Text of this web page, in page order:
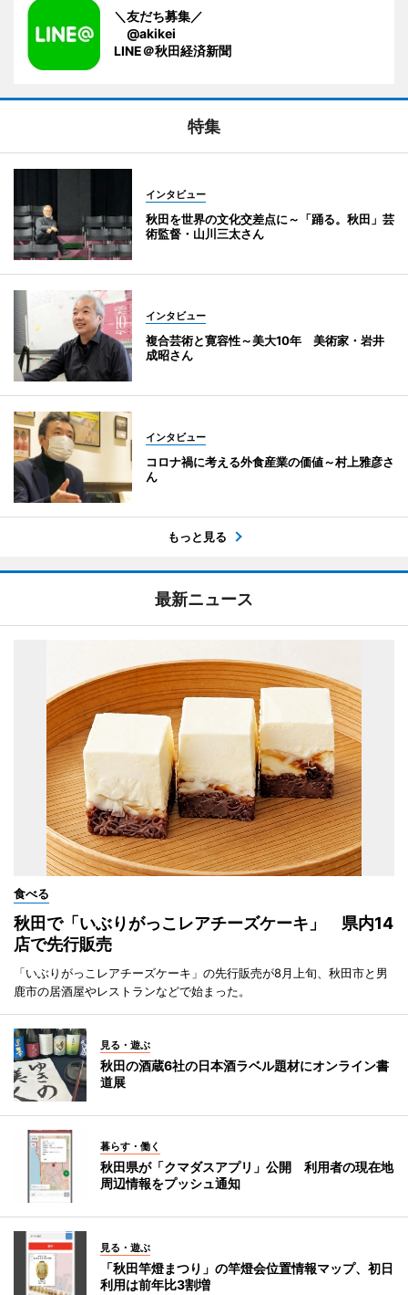
＼友だち募集／
@akikei
LINE＠秋田経済新聞
特集
インタビュー
秋田を世界の文化交差点に～「踊る。秋田」芸
術監督・山川三太さん
インタビュー
複合芸術と寛容性～美大10年 美術家・岩井
成昭さん
インタビュー
コロナ禍に考える外食産業の価値～村上雅彦さ
ん
もっと見る
最新ニュース
食べる
秋田で「いぶりがっこレアチーズケーキ」 県内14
店で先行販売
「いぶりがっこレアチーズケーキ」の先行販売が8月上旬、秋田市と男
鹿市の居酒屋やレストランなどで始まった。
見る・遊ぶ
秋田の酒蔵6社の日本酒ラベル題材にオンライン書
道展
暮らす・働く
秋田県が「クマダスアプリ」公開 利用者の現在地
周辺情報をプッシュ通知
見る・遊ぶ
「秋田竿燈まつり」の竿燈会位置情報マップ、初日
利用は前年比3割増